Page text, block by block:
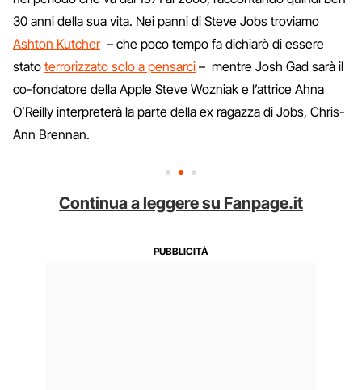
30 anni della sua vita. Nei panni di Steve Jobs troviamo
Ashton Kutcher– che poco tempo fa dichiarò di essere
stato terrorizzato solo a pensarci – mentre Josh Gad sarà il
co-fondatore della Apple Steve Wozniak e l’attrice Ahna
O’Reilly interpreterà la parte della ex ragazza di Jobs, Chris-
Ann Brennan.
Continua a leggere su Fanpage.it